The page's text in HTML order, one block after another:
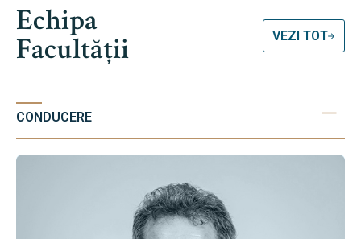
Echipa
Facultății VEZI TOT
CONDUCERE